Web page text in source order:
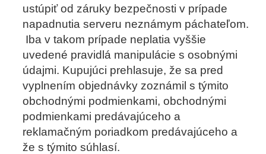
ustúpiť od záruky bezpečnosti v prípade
napadnutia serveru neznámym páchateľom.
Iba v takom prípade neplatia vyššie
uvedené pravidlá manipulácie s osobnými
údajmi. Kupujúci prehlasuje, že sa pred
vyplnením objednávky zoznámil s týmito
obchodnými podmienkami, obchodnými
podmienkami predávajúceho a
reklamačným poriadkom predávajúceho a
že s týmito súhlasí.